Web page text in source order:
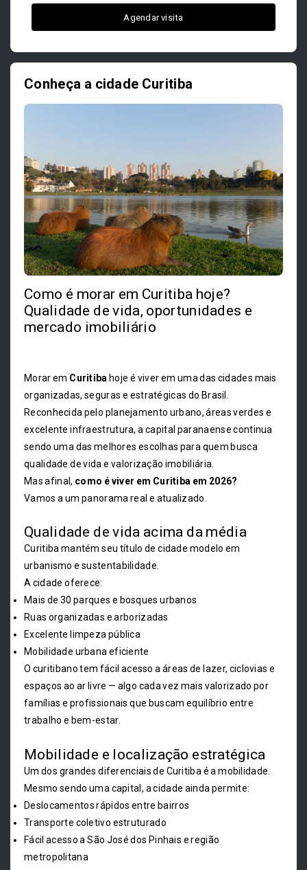
Agendar visita
Conheça a cidade Curitiba
Como é morar em Curitiba hoje?
Qualidade de vida, oportunidades e
mercado imobiliário
Morar em Curitiba hoje é viver em uma das cidades mais
organizadas, seguras e estratégicas do Brasil.
Reconhecida pelo planejamento urbano, áreas verdes e
excelente infraestrutura, a capital paranaense continua
sendo uma das melhores escolhas para quem busca
qualidade de vida e valorização imobiliária.
Mas afinal, como é viver em Curitiba em 2026?
Vamos a um panorama real e atualizado.
Qualidade de vida acima da média
Curitiba mantém seu título de cidade modelo em
urbanismo e sustentabilidade.
A cidade oferece:
Mais de 30 parques e bosques urbanos
Ruas organizadas e arborizadas
Excelente limpeza pública
Mobilidade urbana eficiente
O curitibano tem fácil acesso a áreas de lazer, ciclovias e
espaços ao ar livre — algo cada vez mais valorizado por
famílias e profissionais que buscam equilíbrio entre
trabalho e bem-estar.
Mobilidade e localização estratégica
Um dos grandes diferenciais de Curitiba é a mobilidade.
Mesmo sendo uma capital, a cidade ainda permite:
Deslocamentos rápidos entre bairros
Transporte coletivo estruturado
Fácil acesso a São José dos Pinhais e região
metropolitana